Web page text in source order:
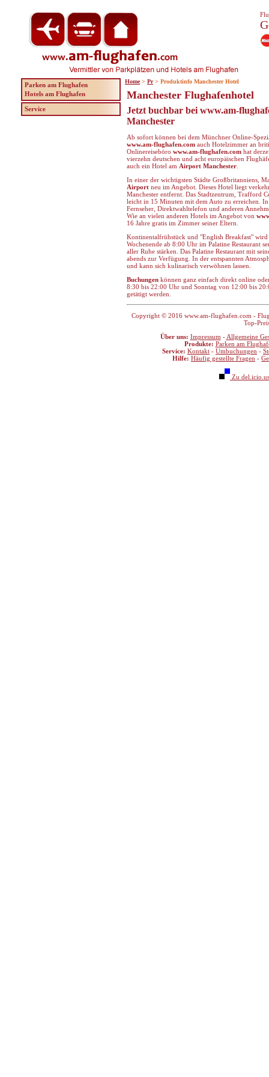
Manchester Flughafenhotel
Jetzt buchbar bei www.am-
Manchester
Ab sofort können bei dem Münchner Online-
www.am-flughafen.com auch Hotelzimmer an
Onlinereiseböro www.am-flughafen.com hat
vierzehn deutschen und acht europäischen
auch ein Hotel am Airport Manchester
In einer der wichtigsten Städte Großbritanniens,
Airport neu im Angebot. Dieses Hotel liegt
Manchester entfernt. Das Stadtzentrum, Trafford
leicht in 15 Minuten mit dem Auto zu erreichen.
Fernseher, Direktwahltelefon und anderen
Wie an vielen anderen Hotels im Angebot von
16 Jahre gratis im Zimmer seiner Eltern.
Kontinentalfrühstück und "English Breakfast"
Wochenende ab 8:00 Uhr im Palatine Restaurant
aller Ruhe stärken. Das Palatine Restaurant mit
abends zur Verfügung. In der entspannten
und kann sich kulinarisch verwöhnen lassen.
Buchungen können ganz einfach direkt online
8:30 bis 22:00 Uhr und Sonntag von 12:00 bis
getätigt werden.
Copyright © 2016 www.am-flughafen.com -
Top-
Über uns: Impressum - Allgemeine
Produkte: Parken am
Service: Kontakt - Umbuchungen -
Hilfe: Häufig gestellte Fragen -
Zu
Parken am Flughafen
Hotels am Flughafen
Service
Home > Pr > Produktinfo Manchester Hotel